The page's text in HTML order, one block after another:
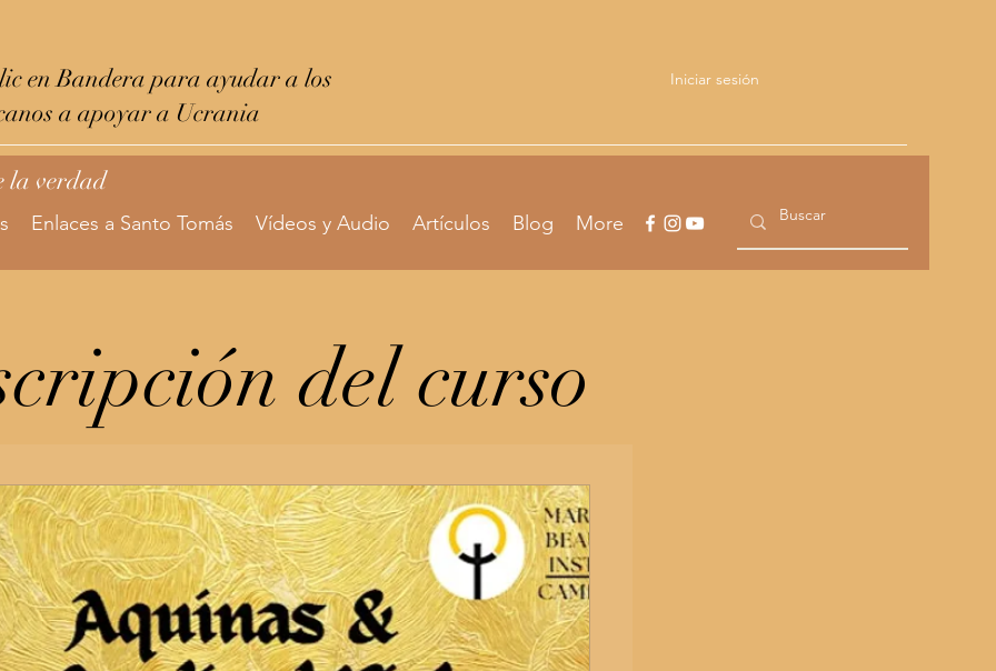
en Bandera para ayudar a los
a apoyar a Ucrania
Iniciar sesión
la verdad
Enlaces a Santo Tomás Vídeos y Audio Artículos Blog More
del curso